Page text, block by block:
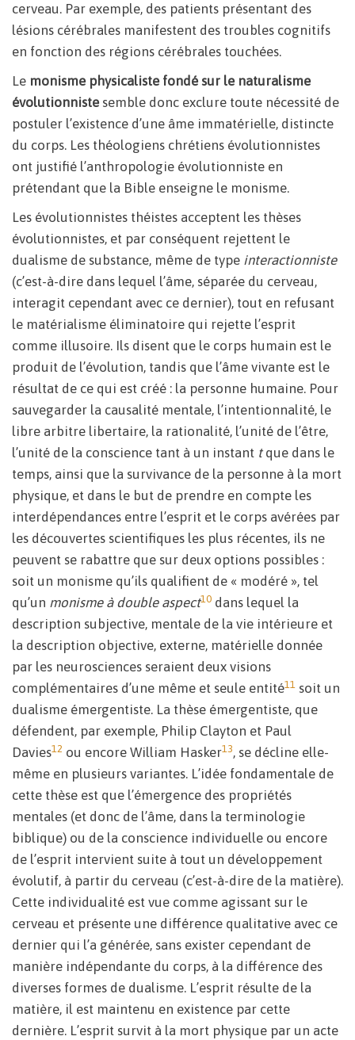
cerveau. Par exemple, des patients présentant des
lésions cérébrales manifestent des troubles cognitifs
en fonction des régions cérébrales touchées.
Le monisme physicaliste fondé sur le naturalisme
évolutionniste semble donc exclure toute nécessité de
postuler l’existence d’une âme immatérielle, distincte
du corps. Les théologiens chrétiens évolutionnistes
ont justifié l’anthropologie évolutionniste en
prétendant que la Bible enseigne le monisme.
Les évolutionnistes théistes acceptent les thèses
évolutionnistes, et par conséquent rejettent le
dualisme de substance, même de type interactionniste
(c’est-à-dire dans lequel l’âme, séparée du cerveau,
interagit cependant avec ce dernier), tout en refusant
le matérialisme éliminatoire qui rejette l’esprit
comme illusoire. Ils disent que le corps humain est le
produit de l’évolution, tandis que l’âme vivante est le
résultat de ce qui est créé : la personne humaine. Pour
sauvegarder la causalité mentale, l’intentionnalité, le
libre arbitre libertaire, la rationalité, l’unité de l’être,
l’unité de la conscience tant à un instant tque dans le
temps, ainsi que la survivance de la personne à la mort
physique, et dans le but de prendre en compte les
interdépendances entre l’esprit et le corps avérées par
les découvertes scientifiques les plus récentes, ils ne
peuvent se rabattre que sur deux options possibles :
soit un monisme qu’ils qualifient de « modéré », tel
qu’un monisme à double aspect10 dans lequel la
description subjective, mentale de la vie intérieure et
la description objective, externe, matérielle donnée
par les neurosciences seraient deux visions
complémentaires d’une même et seule entité11 soit un
dualisme émergentiste. La thèse émergentiste, que
défendent, par exemple, Philip Clayton et Paul
Davies12 ou encore William Hasker13, se décline elle-
même en plusieurs variantes. L’idée fondamentale de
cette thèse est que l’émergence des propriétés
mentales (et donc de l’âme, dans la terminologie
biblique) ou de la conscience individuelle ou encore
de l’esprit intervient suite à tout un développement
évolutif, à partir du cerveau (c’est-à-dire de la matière).
Cette individualité est vue comme agissant sur le
cerveau et présente une différence qualitative avec ce
dernier qui l’a générée, sans exister cependant de
manière indépendante du corps, à la différence des
diverses formes de dualisme. L’esprit résulte de la
matière, il est maintenu en existence par cette
dernière. L’esprit survit à la mort physique par un acte